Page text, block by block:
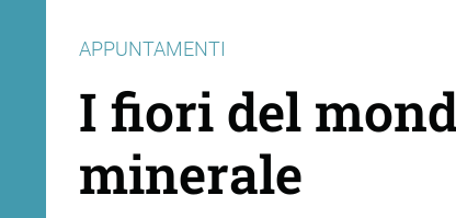
APPUNTAMENTI
I fiori del
minerale